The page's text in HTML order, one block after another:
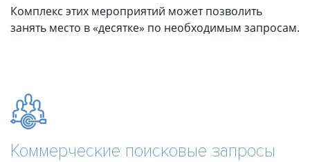
Комплекс этих мероприятий может позволить
занять место в «десятке» по необходимым запросам.
Коммерческие поисковые запросы